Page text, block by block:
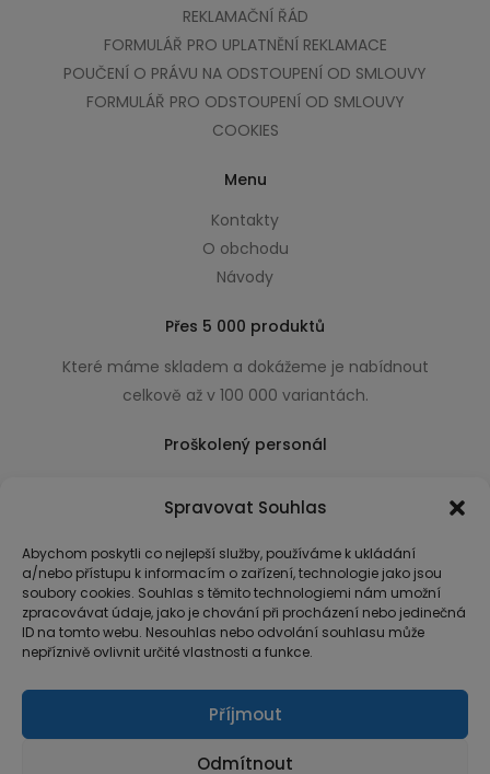
Spravovat Souhlas
Abychom poskytli co nejlepší služby, používáme k ukládání
a/nebo přístupu k informacím o zařízení, technologie jako jsou
soubory cookies. Souhlas s těmito technologiemi nám umožní
zpracovávat údaje, jako je chování při procházení nebo jedinečná
ID na tomto webu. Nesouhlas nebo odvolání souhlasu může
nepříznivě ovlivnit určité vlastnosti a funkce.
Příjmout
Odmítnout
REKLAMAČNÍ ŘÁD
FORMULÁŘ PRO UPLATNĚNÍ REKLAMACE
POUČENÍ O PRÁVU NA ODSTOUPENÍ OD SMLOUVY
FORMULÁŘ PRO ODSTOUPENÍ OD SMLOUVY
COOKIES
Menu
Kontakty
O obchodu
Návody
Přes 5 000 produktů
Které máme skladem a dokážeme je nabídnout
celkově až v 100 000 variantách.
Proškolený personál
usnadňující nákup.